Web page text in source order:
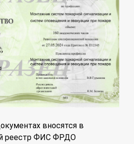
вносятся в
реестр ФИС ФРДО